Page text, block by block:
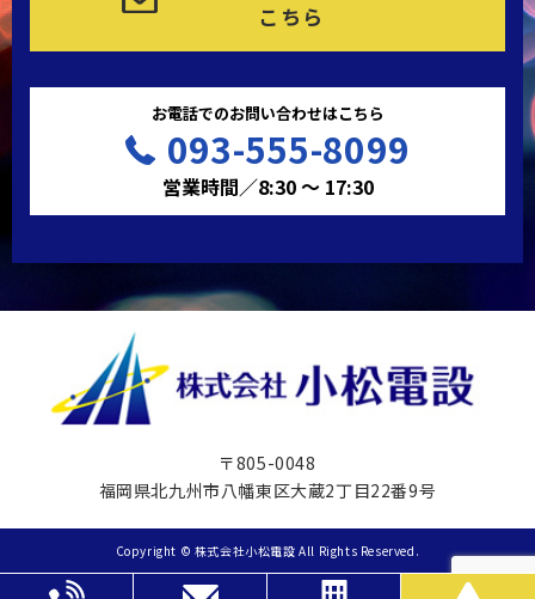
こちら
お電話でのお問い合わせはこちら
093-555-8099
営業時間／8:30 ～ 17:30
〒805-0048
福岡県北九州市八幡東区大蔵2丁目22番9号
Copyright © 株式会社小松電設 All Rights Reserved.